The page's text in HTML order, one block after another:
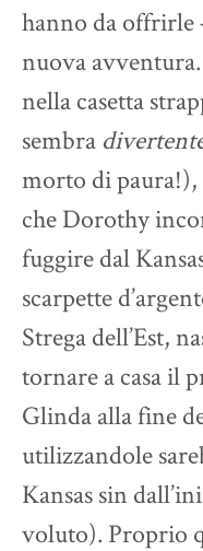
hanno da offrirle
nuova
nella casetta
sembra
morto di
che Dorothy
fuggire dal
scarpette
Strega dell’Est,
tornare a casa il
Glinda alla fine
utilizzandole
Kansas sin
voluto). Proprio